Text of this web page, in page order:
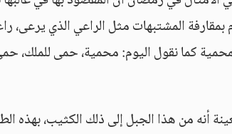
المشتبهات مثل الراعي الذي يرعى،
كما نقول اليوم: محمية، حمى للملك،
أنه من هذا الجبل إلى ذلك الكثيب، بهذه